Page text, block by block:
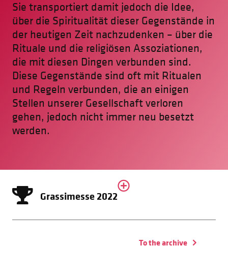
Sie transportiert damit jedoch die Idee,
über die Spiritualität dieser Gegenstände in
der heutigen Zeit nachzudenken – über die
Rituale und die religiösen Assoziationen,
die mit diesen Dingen verbunden sind.
Diese Gegenstände sind oft mit Ritualen
und Regeln verbunden, die an einigen
Stellen unserer Gesellschaft verloren
gehen, jedoch nicht immer neu besetzt
werden.
Grassimesse 2022
To the archive